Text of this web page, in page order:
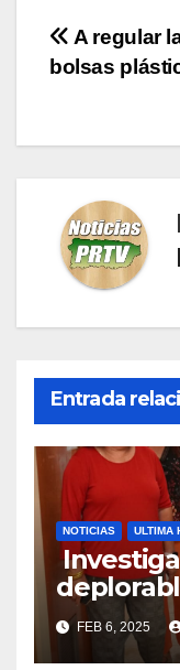
A regular
bolsas
Entrada
NOTICIAS ULTIMA
de la
FEB 6, 2025